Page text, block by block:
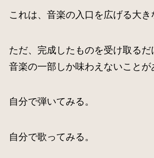
これは、音楽の入口を広げる大き
ただ、完成したものを受け取るだ
音楽の一部しか味わえないことが
自分で弾いてみる。
自分で歌ってみる。